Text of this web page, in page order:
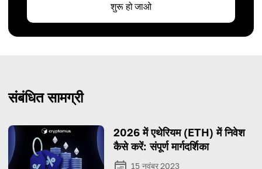
शुरू हो जाओ
संबंधित सामग्री
2026 में एथेरियम (ETH) में निवेश
कैसे करें: संपूर्ण मार्गदर्शिका
15 नवंबर 2023